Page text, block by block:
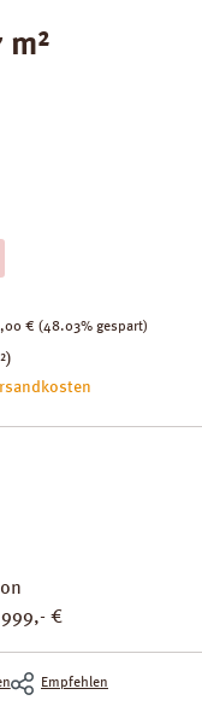
Preis:
€ (48.03% gespart)
€
Empfehlen